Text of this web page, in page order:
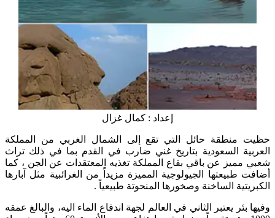
إعداد : كمال غزال
حظيت منطقة حائل التي تقع إلى الشمال الغربي من المملكة
العربية السعودية بتاريخ غني ضارب في القدم بما في ذلك تراث
شعبي مميز عن باقي بقاع المملكة تغذيه المعتقدات عن الجن ، كما
أضافت طبيعتها الجيولوجية المميزة مزيداً من الغرائبية مثل آبارها
الكبريتية الساخنة وصخورها المنحوتة طبيعياً .
وفيها بئر يعتبر الثاني في العالم لجهة اندفاع الماء اليه، والبالغ عمقه